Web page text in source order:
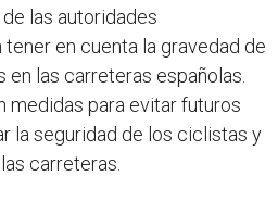
las autoridades
en cuenta la gravedad de
las carreteras españolas.
medidas para evitar futuros
la seguridad de los ciclistas y
carreteras.